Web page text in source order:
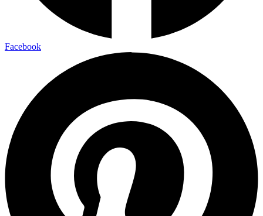
Facebook